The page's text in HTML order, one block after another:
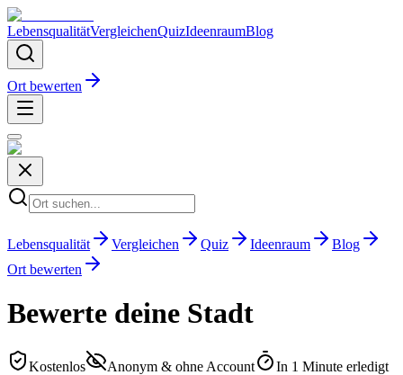
LebensqualitätVergleichenQuizIdeenraumBlog
Ort bewerten
Lebensqualität Vergleichen Quiz Ideenraum
Blog
Ort bewerten
Bewerte deine Stadt
Kostenlos Anonym & ohne Account
In 1 Minute erledigt